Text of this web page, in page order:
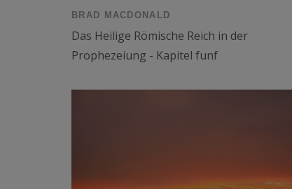
BRAD MACDONALD
Das Heilige Römische Reich in der
Prophezeiung - Kapitel funf